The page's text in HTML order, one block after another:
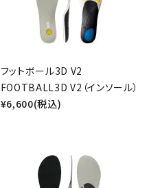
フットボール3D V2
FOOTBALL3D V2（インソール）
¥6,600(税込)